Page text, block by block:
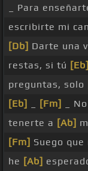
_ Para
escribirte mi
[Db] Darte una
restas, si tú [Eb]
preguntas, solo
[Eb]
[Fm] _
tenerte a [Ab]
[Fm] Suego que
he [Ab]